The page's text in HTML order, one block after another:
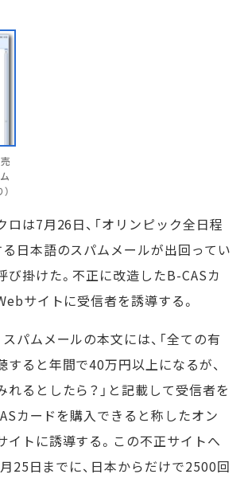
は7月26日、「オリンピック全日程
る日本語のスパムメールが出回ってい
び掛けた。不正に改造したB-CASカ
サイトに受信者を誘導する。
パムメールの本文には、「全ての有
ると年間で40万円以上になるが、
れるとしたら？」と記載して受信者を
カードを購入できると称したオン
イトに誘導する。この不正サイトへ
25日までに、日本からだけで2500回